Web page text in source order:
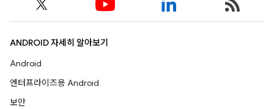
ANDROID 자세히 알아보기
Android
엔터프라이즈용 Android
보안